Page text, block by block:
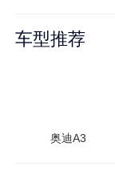
车型推荐
奥迪A3